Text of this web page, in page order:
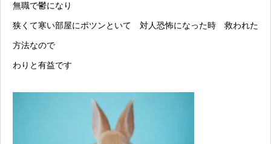
無職で鬱になり
狭くて寒い部屋にポツンといて 対人恐怖になった時 救われた
方法なので
わりと有益です